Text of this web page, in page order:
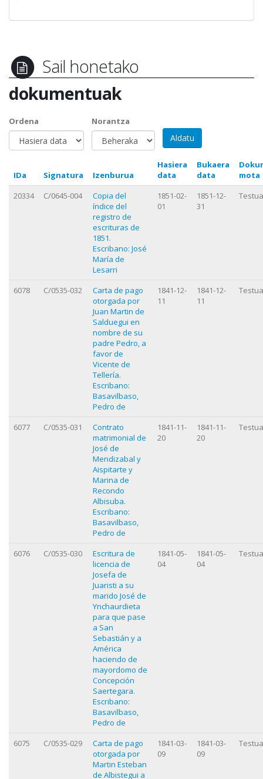
Sail honetako
dokumentuak
Ordena Norantza
IDa Signatura Izenburua
Hasiera
data
Bukaera
data
mota
20334
C/0645-004
Copia del
índice del
registro de
escrituras de
1851.
Escribano: José
María de
Lesarri
1851-02-
01
1851-12-
31
6078 C/0535-032
Carta de pago
otorgada por
Juan Martin de
Salduegui en
nombre de su
padre Pedro, a
favor de
Vicente de
Tellería.
Escribano:
Basavilbaso,
Pedro de
1841-12-
11
1841-12-
11
6077 C/0535-031
Contrato
matrimonial de
José de
Mendizabal y
Aispitarte y
Marina de
Recondo
Albisuba.
Escribano:
Basavilbaso,
Pedro de
1841-11-
20
1841-11-
20
6076 C/0535-030
Escritura de
licencia de
Josefa de
Juaristi a su
marido José de
Ynchaurdieta
para que pase
a San
Sebastián y a
América
haciendo de
mayordomo de
Concepción
Saertegara.
Escribano:
Basavilbaso,
Pedro de
1841-05-
04
1841-05-
04
6075 C/0535-029
Carta de pago
otorgada por
Martin Esteban
de Albistegui a
1841-03-
09
1841-03-
09